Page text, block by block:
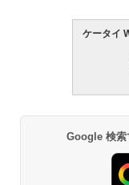
ケータイ
Google 検索